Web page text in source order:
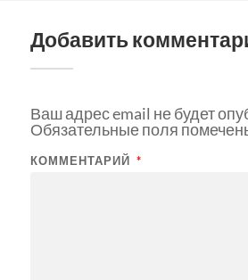
Добавить
Ваш адрес email не будет
Обязательные поля
КОММЕНТАРИЙ *